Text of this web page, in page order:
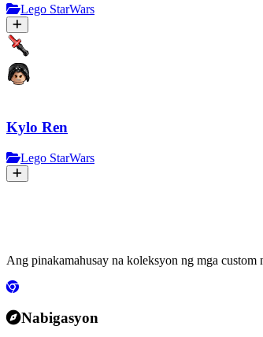
Lego StarWars
Kylo Ren
Lego StarWars
Ang pinakamahusay na koleksyon ng mga
Nabigasyon